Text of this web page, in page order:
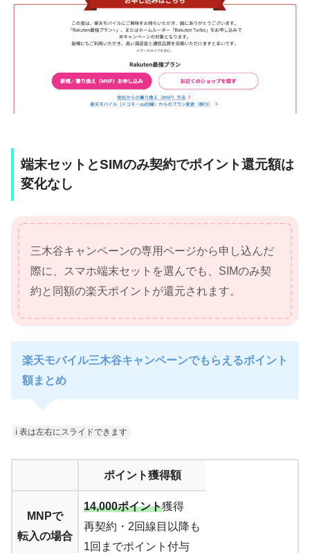
端末セットとSIMのみ契約でポイント還元額は
変化なし
三木谷キャンペーンの専用ページから申し込んだ
際に、スマホ端末セットを選んでも、SIMのみ契
約と同額の楽天ポイントが還元されます。
楽天モバイル三木谷キャンペーンでもらえるポイント
額まとめ
ℹ︎ 表は左右にスライドできます
ポイント獲得額
MNPで
転入の場合
14,000ポイント獲得
再契約・2回線目以降も
1回までポイント付与